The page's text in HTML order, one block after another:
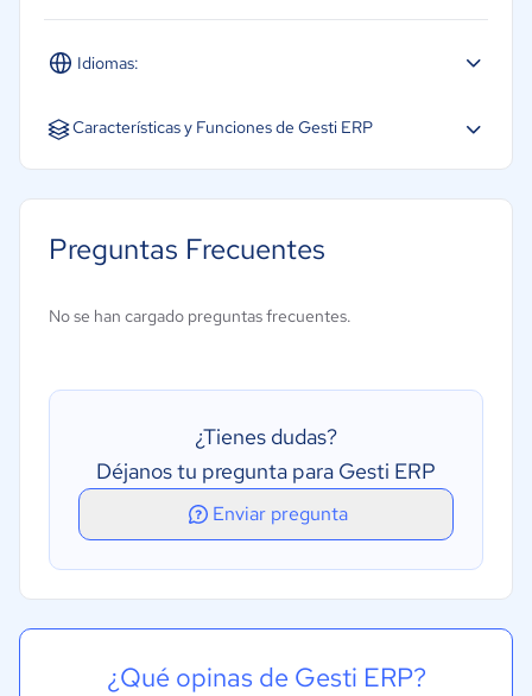
Contabilidad
Moda y textiles
Idiomas:
Español
Características y Funciones de Gesti ERP
Gestión de órdenes de compra
Gestión de pedidos
Gestión de proyectos
Planificación de la producción (MRP)
Gestión de órdenes de trabajo
Preguntas Frecuentes
No se han cargado preguntas frecuentes.
¿Tienes dudas?
Déjanos tu pregunta para Gesti ERP
Enviar pregunta
¿Qué opinas de Gesti ERP?